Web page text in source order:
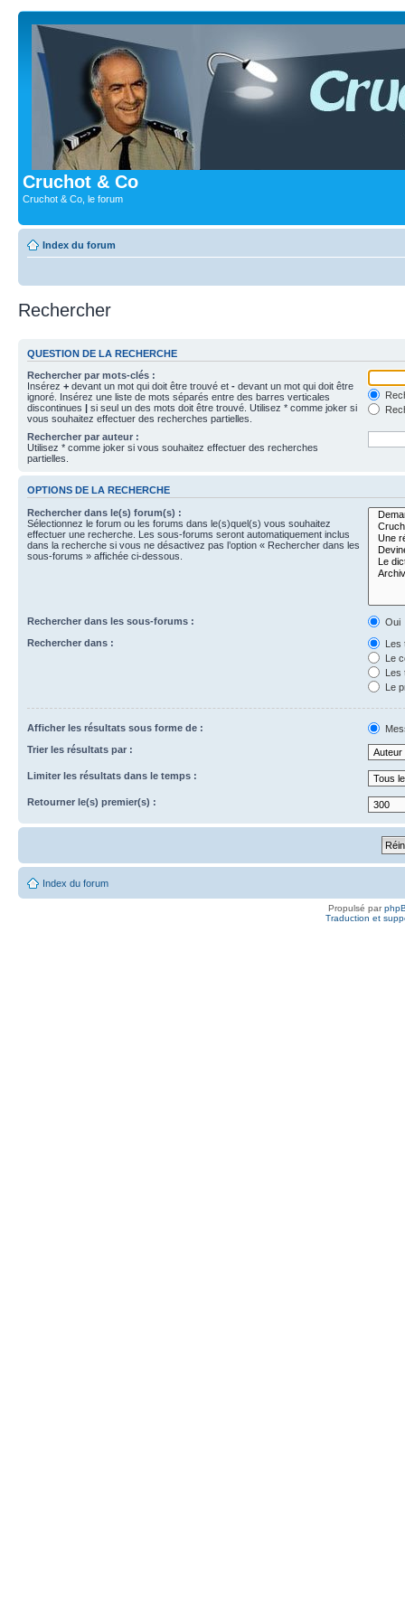
Cruchot & Co
Cruchot & Co, le forum
Index du forum
Rechercher
QUESTION DE LA RECHERCHE
Rechercher par mots-clés :
Insérez + devant un mot qui doit être trouvé et - devant un mot qui doit être
ignoré. Insérez une liste de mots séparés entre des barres verticales
discontinues | si seul un des mots doit être trouvé. Utilisez * comme joker si
vous souhaitez effectuer des recherches partielles.
Rechercher par auteur :
Utilisez * comme joker si vous souhaitez effectuer des recherches
partielles.
OPTIONS DE LA RECHERCHE
Rechercher dans le(s) forum(s) :
Sélectionnez le forum ou les forums dans le(s)quel(s) vous souhaitez
effectuer une recherche. Les sous-forums seront automatiquement inclus
dans la recherche si vous ne désactivez pas l’option « Rechercher dans les
sous-forums » affichée ci-dessous.
Rechercher dans les sous-forums :
Oui
Rechercher dans :
Les
Le
Les
Le
Afficher les résultats sous forme de :
Trier les résultats par :
Limiter les résultats dans le temps :
Retourner le(s) premier(s) :
Index du forum
Propulsé par
Traduction et